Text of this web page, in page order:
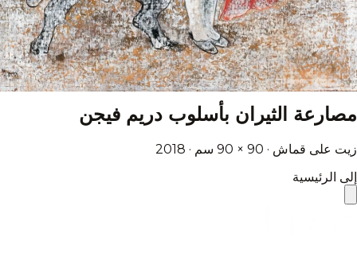
مصارعة الثيران بأسلوب دريم فيجن
زيت على قماش · ⁦90 × 90⁩ سم · ⁦2018⁩
إلى الرئيسية